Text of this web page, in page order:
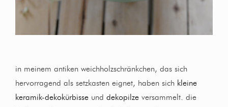
in meinem antiken weichholzschränkchen, das sich
hervorragend als setzkasten eignet, haben sich kleine
keramik-dekokürbisse und dekopilze versammelt. die